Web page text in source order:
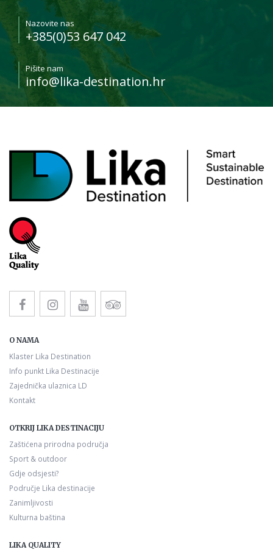
Nazovite nas
+385(0)53 647 042
Pišite nam
info@lika-destination.hr
O NAMA
Klaster Lika Destination
Info punkt Lika Destinacije
Zajednička ulaznica LD
Kontakt
OTKRIJ LIKA DESTINACIJU
Zaštićena prirodna područja
Sport & outdoor
Gdje odsjesti?
Područje Lika destinacije
Zanimljivosti
Kulturna baština
LIKA QUALITY